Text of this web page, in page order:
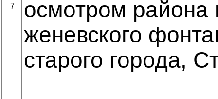
7
осмотром района
женевского
старого города,